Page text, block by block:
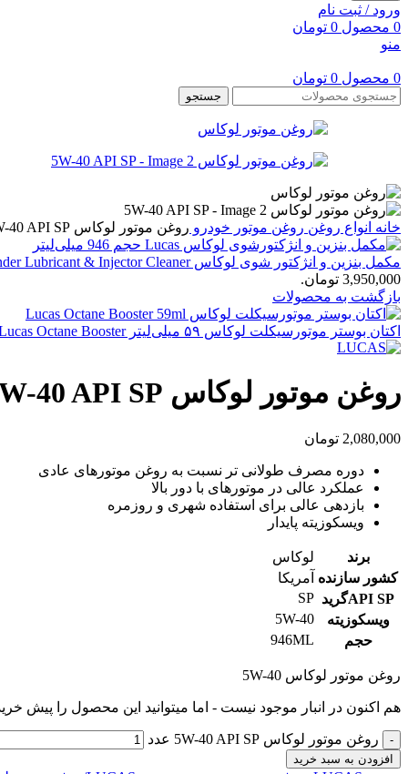
ورود / ثبت نام
0 محصول 0 تومان
منو
0 محصول 0 تومان
جستجو
خانه انواع روغن روغن موتور خودرو روغن موتور لوکاس 5W-40 API SP
مکمل بنزین و انژکتور شوی لوکاس Lucas Upper Cylinder Lubricant & Injector Cleaner حجم 946 میلی‌لیتر مدل 10003
3,950,000 تومان.
بازگشت به محصولات
اکتان بوستر موتورسیکلت لوکاس ۵۹ میلی‌لیتر Lucas Octane Booster – افزایش توان و کاهش ناک موتور
روغن موتور لوکاس 5W-40 API SP
2,080,000 تومان
دوره مصرف طولانی تر نسبت به روغن موتورهای عادی
عملکرد عالی در موتورهای با دور بالا
بازدهی عالی برای استفاده شهری و روزمره
ویسکوزیته پایدار
برند
لوکاس
کشور سازنده آمریکا
API SPگرید
SP
ویسکوزیته
5W-40
حجم
946ML
روغن موتور لوکاس 5W-40
هم اکنون در انبار موجود نیست - اما میتوانید این محصول را پیش
روغن موتور لوکاس 5W-40 API SP عدد
افزودن به سبد خرید